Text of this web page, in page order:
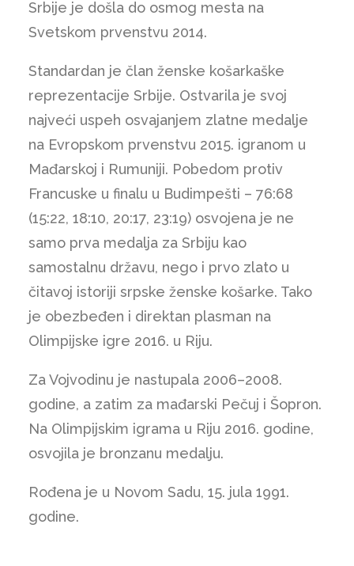
Srbije je došla do osmog mesta na
Svetskom prvenstvu 2014.
Standardan je član ženske košarkaške
reprezentacije Srbije. Ostvarila je svoj
najveći uspeh osvajanjem zlatne medalje
na Evropskom prvenstvu 2015. igranom u
Mađarskoj i Rumuniji. Pobedom protiv
Francuske u finalu u Budimpešti – 76:68
(15:22, 18:10, 20:17, 23:19) osvojena je ne
samo prva medalja za Srbiju kao
samostalnu državu, nego i prvo zlato u
čitavoj istoriji srpske ženske košarke. Tako
je obezbeđen i direktan plasman na
Olimpijske igre 2016. u Riju.
Za Vojvodinu je nastupala 2006–2008.
godine, a zatim za mađarski Pečuj i Šopron.
Na Olimpijskim igrama u Riju 2016. godine,
osvojila je bronzanu medalju.
Rođena je u Novom Sadu, 15. jula 1991.
godine.